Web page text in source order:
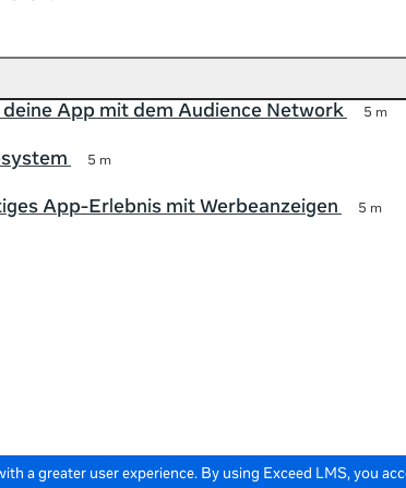
a greater user experience. By using Exceed LMS, you
App mit dem Audience Network 5 m
5 m
App-Erlebnis mit Werbeanzeigen 5 m